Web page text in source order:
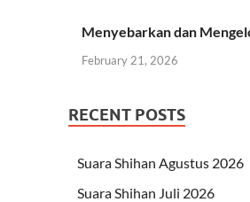
Menyebarkan dan
February 21, 2026
RECENT POSTS
Suara Shihan Agustus 2026
Suara Shihan Juli 2026